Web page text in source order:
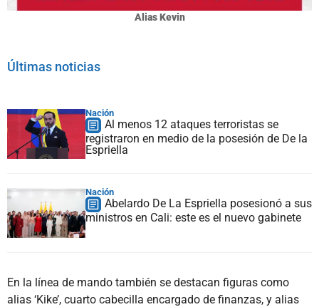
Alias Kevin
Últimas noticias
Nación
Al menos 12 ataques terroristas se
registraron en medio de la posesión de De la
Espriella
Nación
Abelardo De La Espriella posesionó a sus
ministros en Cali: este es el nuevo gabinete
En la línea de mando también se destacan figuras como
alias ‘Kike’, cuarto cabecilla encargado de finanzas, y alias